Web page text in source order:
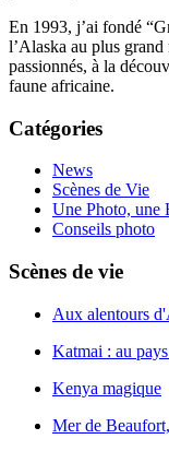
En 1993, j’ai fondé
l’Alaska au plus
passionnés, à la
faune africaine.
Catégories
News
Scènes de Vie
Une Photo, une
Conseils photo
Scènes de vie
Aux alentours
Katmai : au
Kenya magique
Mer de